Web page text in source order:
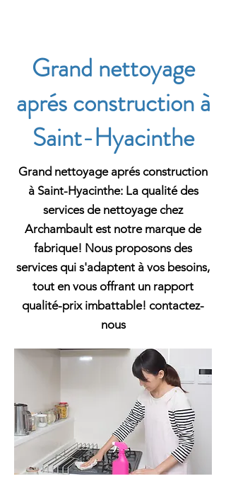
Grand nettoyage
aprés construction à
Saint-Hyacinthe
Grand nettoyage aprés construction
à Saint-Hyacinthe: La qualité des
services de nettoyage chez
Archambault est notre marque de
fabrique! Nous proposons des
services qui s'adaptent à vos besoins,
tout en vous offrant un rapport
qualité-prix imbattable! contactez-
nous